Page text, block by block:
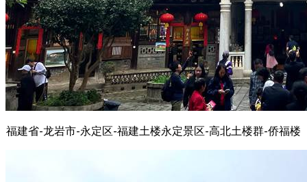
福建省-龙岩市-永定区-福建土楼永定景区-高北土楼群-侨福楼